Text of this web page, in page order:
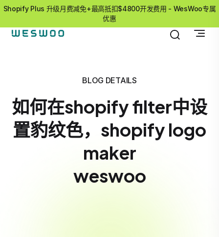
Shopify Plus 升级月费减免+最高抵扣$4800开发费用 - WesWoo专属
优惠
BLOG DETAILS
如何在shopify filter中设
置豹纹色，shopify logo
maker
weswoo